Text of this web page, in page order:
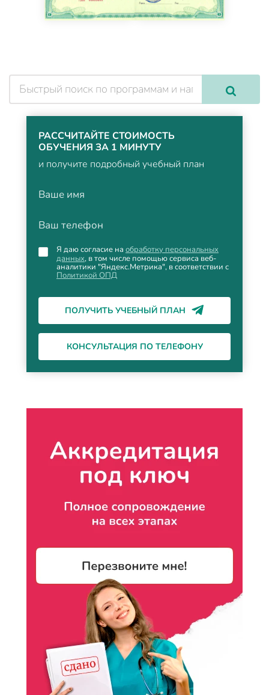
РАССЧИТАЙТЕ СТОИМОСТЬ
ОБУЧЕНИЯ ЗА 1 МИНУТУ
и получите подробный учебный план
Ваше имя
Ваш телефон
Я даю согласие на обработку персональных
данных, в том числе помощью сервиса веб-
аналитики "Яндекс.Метрика", в соответствии с
Политикой ОПД
ПОЛУЧИТЬ УЧЕБНЫЙ ПЛАН
КОНСУЛЬТАЦИЯ ПО ТЕЛЕФОНУ